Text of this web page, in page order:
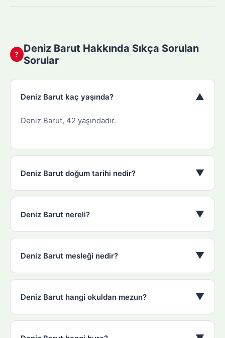
?
Deniz Barut Hakkında Sıkça Sorulan
Sorular
Deniz Barut kaç yaşında? ▼
Deniz Barut, 42 yaşındadır.
Deniz Barut doğum tarihi nedir? ▼
Deniz Barut nereli? ▼
Deniz Barut mesleği nedir? ▼
Deniz Barut hangi okuldan mezun? ▼